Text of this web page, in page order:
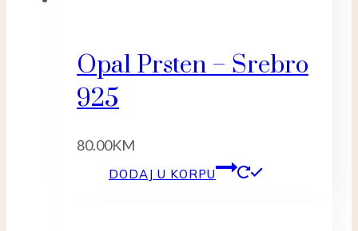
Opal Prsten – Srebro
925
80.00KM
DODAJ U KORPU